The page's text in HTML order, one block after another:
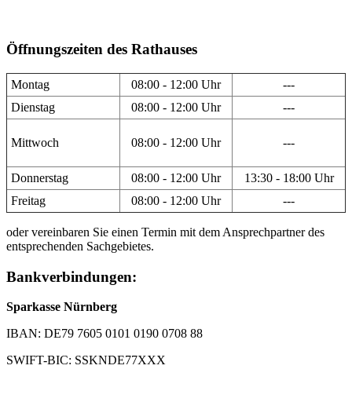
Öffnungszeiten des Rathauses
Montag 08:00 - 12:00 Uhr
---
Dienstag
08:00 - 12:00 Uhr ---
Mittwoch 08:00 - 12:00 Uhr ---
Donnerstag 08:00 - 12:00 Uhr
13:30 - 18:00 Uhr
Freitag
08:00 - 12:00 Uhr ---
oder vereinbaren Sie einen Termin mit dem Ansprechpartner des
entsprechenden Sachgebietes.
Bankverbindungen:
Sparkasse Nürnberg
IBAN: DE79 7605 0101 0190 0708 88
SWIFT-BIC: SSKNDE77XXX